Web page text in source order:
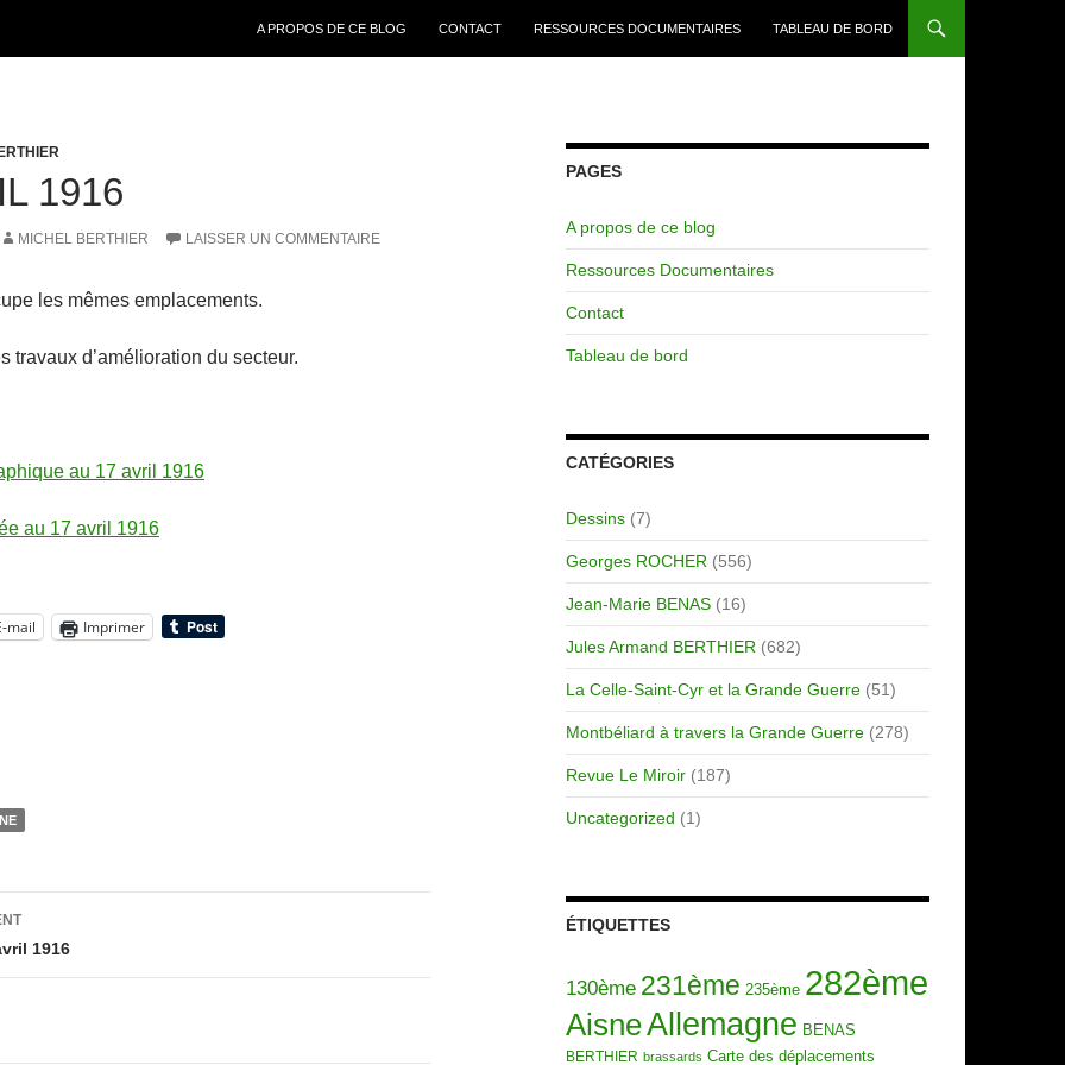
A PROPOS DE CE BLOG
CONTACT RESSOURCES DOCUMENTAIRES TABLEAU DE BORD
1916
MICHEL BERTHIER LAISSER UN COMMENTAIRE
les mêmes emplacements.
travaux d’amélioration du secteur.
au 17 avril 1916
au 17 avril 1916
mail Imprimer
1916
PAGES
A propos de ce blog
Ressources Documentaires
Contact
Tableau de bord
CATÉGORIES
Dessins (7)
Georges ROCHER (556)
Jean-Marie BENAS (16)
Jules Armand BERTHIER (682)
La Celle-Saint-Cyr et la Grande Guerre (51)
Montbéliard à travers la Grande Guerre (278)
Revue Le Miroir (187)
Uncategorized (1)
ÉTIQUETTES
130ème 231ème 235ème 282ème
AisneAllemagne BENAS
BERTHIER brassards Carte des déplacements